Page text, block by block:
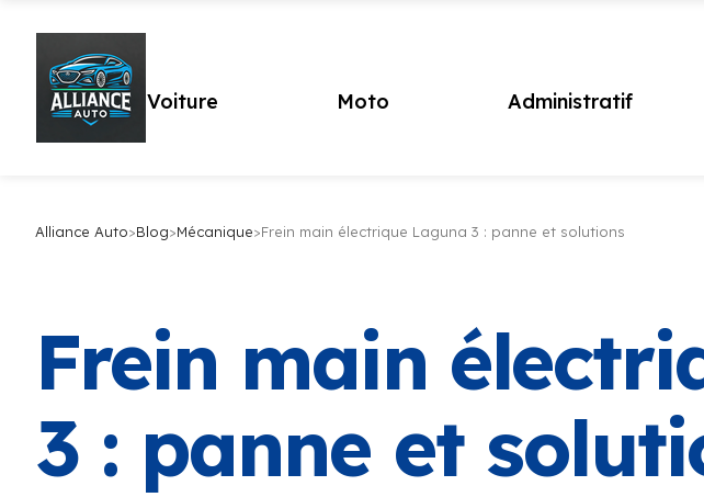
Voiture Moto Administratif
Alliance Auto>Blog>Mécanique>Frein main électrique Laguna 3 : panne et solutions
Frein main
3 : panne et